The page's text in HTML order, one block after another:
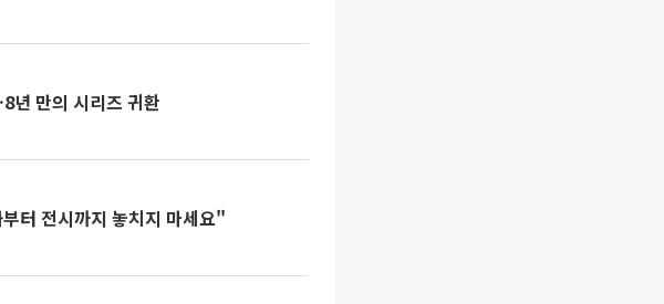
만의 시리즈 귀환
터 전시까지 놓치지 마세요"